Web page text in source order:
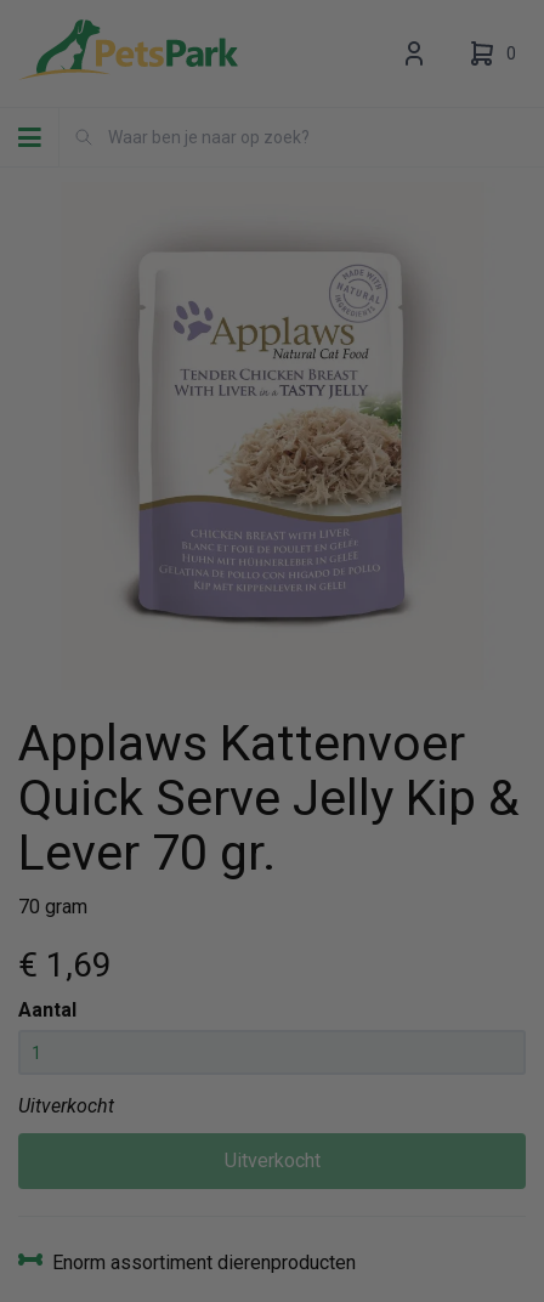
Toggle navigation
0
Uw winkelwagen is leeg.
Vul hem met producten.
Applaws Kattenvoer
Quick Serve Jelly Kip &
Lever 70 gr.
70 gram
€ 1 ,69
Aantal
Uitverkocht
Uitverkocht
Enorm assortiment dierenproducten